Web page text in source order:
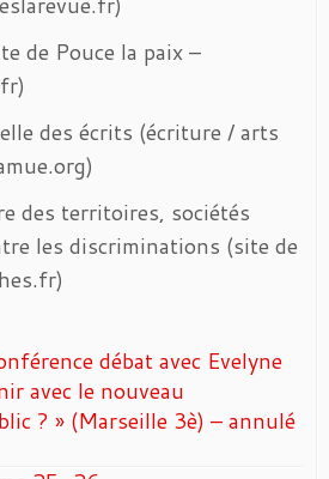
de Pouce la paix –
des écrits (écriture / arts
des territoires, sociétés
les discriminations (site de
débat avec Evelyne
avec le nouveau
? » (Marseille 3è) – annulé